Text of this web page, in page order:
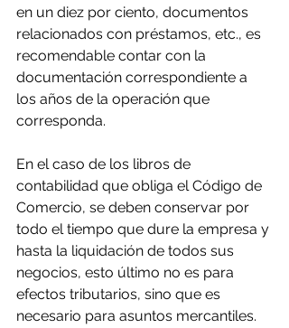
en un diez por ciento, documentos
relacionados con préstamos, etc., es
recomendable contar con la
documentación correspondiente a
los años de la operación que
corresponda.
En el caso de los libros de
contabilidad que obliga el Código de
Comercio, se deben conservar por
todo el tiempo que dure la empresa y
hasta la liquidación de todos sus
negocios, esto último no es para
efectos tributarios, sino que es
necesario para asuntos mercantiles.